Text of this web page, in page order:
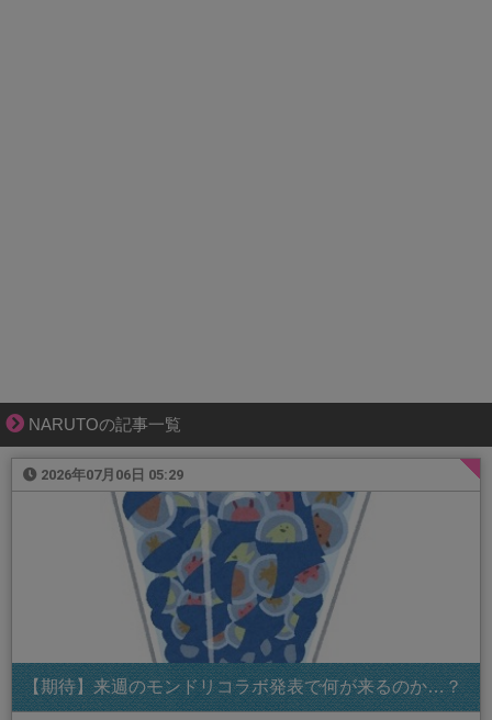
NARUTOの記事一覧
2026年07月06日 05:29
【期待】来週のモンドリコラボ発表で何が来るのか…？